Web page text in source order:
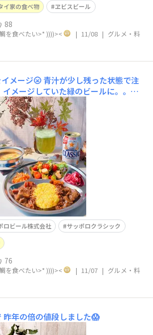
イ家の食べ物 ヱビスビール
88
を食べたい>* ))))>< | 11/08 | グルメ・料
メージ🌝青汁が少し残った状態で注
イメージしていた緑のビールに。。。
に飲み干して、残りのクラシックを注ぎ
ロビール株式会社
サッポロクラシック
76
を食べたい>* ))))>< | 11/07 | グルメ・料
昨年の倍の値段しました😱